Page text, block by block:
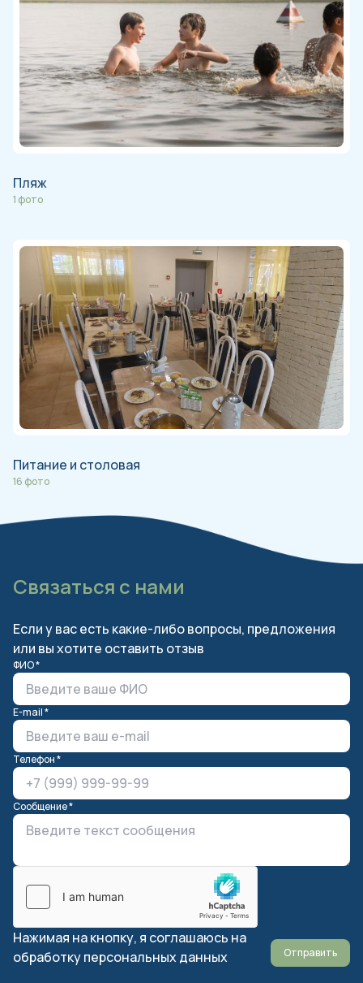
Пляж
1 фото
Питание и столовая
16 фото
Связаться с нами
Если у вас есть какие-либо вопросы, предложения
или вы хотите оставить отзыв
ФИО *
E-mail *
Телефон *
Сообщение *
Нажимая на кнопку, я соглашаюсь на
обработку персональных данных
Отправить